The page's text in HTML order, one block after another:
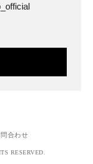
問合わせ
RESERVED.